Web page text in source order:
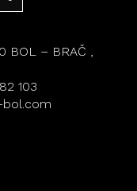
BOL – BRAČ ,
103
bol.com